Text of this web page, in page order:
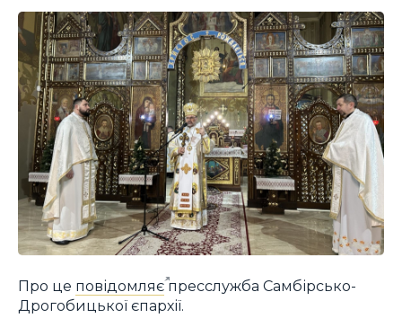
Про це повідомляєпресслужба Самбірсько-
Дрогобицької єпархії.